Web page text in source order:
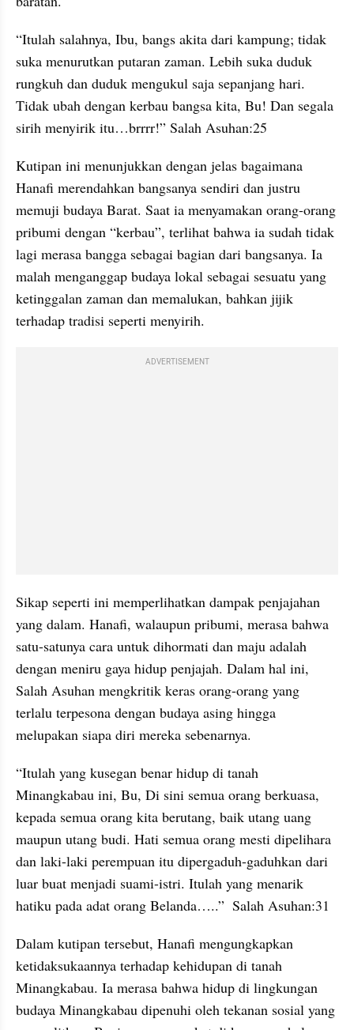
“Itulah salahnya, Ibu, bangs akita dari kampung; tidak
suka menurutkan putaran zaman. Lebih suka duduk
rungkuh dan duduk mengukul saja sepanjang hari.
Tidak ubah dengan kerbau bangsa kita, Bu! Dan segala
sirih menyirik itu…brrrr!” Salah Asuhan:25
Kutipan ini menunjukkan dengan jelas bagaimana
Hanafi merendahkan bangsanya sendiri dan justru
memuji budaya Barat. Saat ia menyamakan orang-orang
pribumi dengan “kerbau”, terlihat bahwa ia sudah tidak
lagi merasa bangga sebagai bagian dari bangsanya. Ia
malah menganggap budaya lokal sebagai sesuatu yang
ketinggalan zaman dan memalukan, bahkan jijik
terhadap tradisi seperti menyirih.
ADVERTISEMENT
Sikap seperti ini memperlihatkan dampak penjajahan
yang dalam. Hanafi, walaupun pribumi, merasa bahwa
satu-satunya cara untuk dihormati dan maju adalah
dengan meniru gaya hidup penjajah. Dalam hal ini,
Salah Asuhan mengkritik keras orang-orang yang
terlalu terpesona dengan budaya asing hingga
melupakan siapa diri mereka sebenarnya.
“Itulah yang kusegan benar hidup di tanah
Minangkabau ini, Bu, Di sini semua orang berkuasa,
kepada semua orang kita berutang, baik utang uang
maupun utang budi. Hati semua orang mesti dipelihara
dan laki-laki perempuan itu dipergaduh-gaduhkan dari
luar buat menjadi suami-istri. Itulah yang menarik
hatiku pada adat orang Belanda…..”  Salah Asuhan:31
Dalam kutipan tersebut, Hanafi mengungkapkan
ketidaksukaannya terhadap kehidupan di tanah
Minangkabau. Ia merasa bahwa hidup di lingkungan
budaya Minangkabau dipenuhi oleh tekanan sosial yang